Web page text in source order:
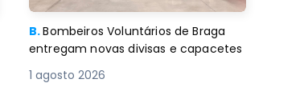
B.Bombeiros Voluntários de Braga
entregam novas divisas e capacetes
1 agosto 2026